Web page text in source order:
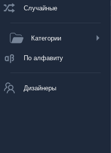
Случайные
Категории
По алфавиту
Дизайнеры